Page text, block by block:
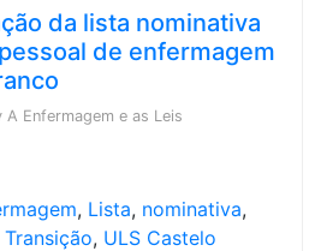
da lista nominativa
de enfermagem
A Enfermagem e as Leis
, Lista, nominativa,
Transição, ULS Castelo